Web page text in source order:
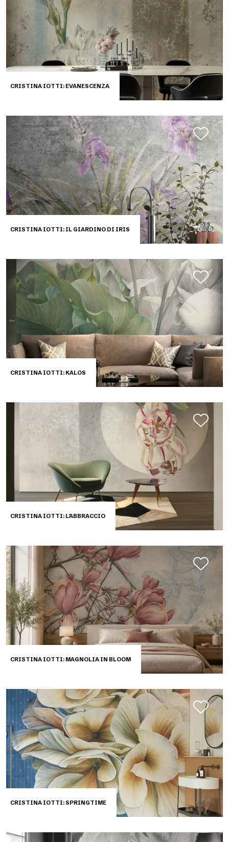
CRISTINA IOTTI: EVANESCENZA
CRISTINA IOTTI: IL GIARDINO DI IRIS
CRISTINA IOTTI: KALOS
CRISTINA IOTTI: L'ABBRACCIO
CRISTINA IOTTI: MAGNOLIA IN BLOOM
CRISTINA IOTTI: SPRINGTIME